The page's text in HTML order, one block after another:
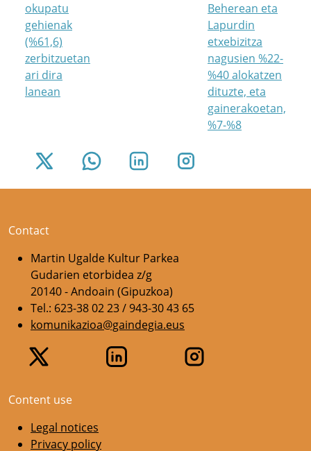
okupatu
gehienak
(%61,6)
zerbitzuetan
ari dira
lanean
Beherean eta
Lapurdin
etxebizitza
nagusien %22-
%40 alokatzen
dituzte, eta
gainerakoetan,
%7-%8
Contact
Martin Ugalde Kultur Parkea
Gudarien etorbidea z/g
20140 - Andoain (Gipuzkoa)
Tel.: 623-38 02 23 / 943-30 43 65
komunikazioa@gaindegia.eus
Content use
Legal notices
Privacy policy